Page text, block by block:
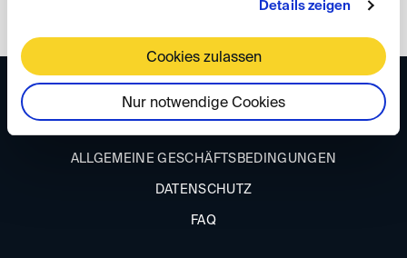
Details zeigen
Cookies zulassen
Nur notwendige Cookies
ANFAHRT
ALLGEMEINE GESCHÄFTSBEDINGUNGEN
DATENSCHUTZ
FAQ